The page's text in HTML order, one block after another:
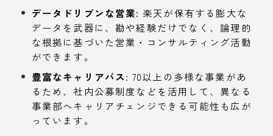
データドリブンな営業: 楽天が保有する膨大な
データを武器に、勘や経験だけでなく、論理的
な根拠に基づいた営業・コンサルティング活動
ができます。
豊富なキャリアパス: 70以上の多様な事業があ
るため、社内公募制度などを活用して、異なる
事業部へキャリアチェンジできる可能性も広が
っています。